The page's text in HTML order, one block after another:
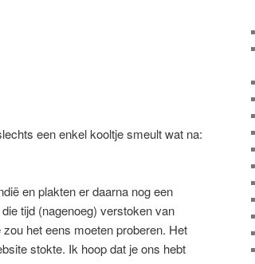
een enkel kooltje smeult wat na:
en plakten er daarna nog een
tijd (nagenoeg) verstoken van
het eens moeten proberen. Het
stokte. Ik hoop dat je ons hebt